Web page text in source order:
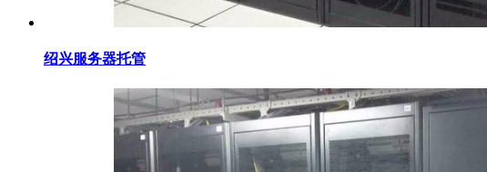
绍兴服务器托管